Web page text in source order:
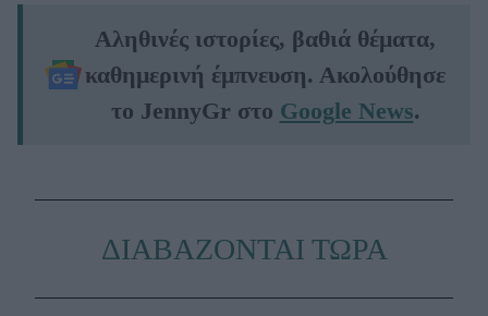
Αληθινές ιστορίες, βαθιά θέματα,
καθημερινή έμπνευση. Ακολούθησε
το JennyGr στο Google News.
ΔΙΑΒΑΖΟΝΤΑΙ ΤΩΡΑ